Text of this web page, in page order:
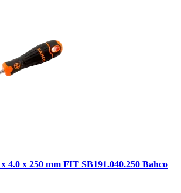
4.0 x 250 mm FIT SB191.040.250 Bahco